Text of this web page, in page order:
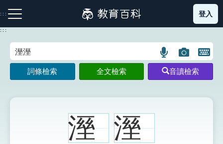
到
主
:::
注音索引圖示 筆畫索引圖示 部首索引表圖示
登入
:::
語
言
搜
圖
片
搜
開
鍵
圖
詞條檢索 全文檢索 音讀檢索
溼 溼